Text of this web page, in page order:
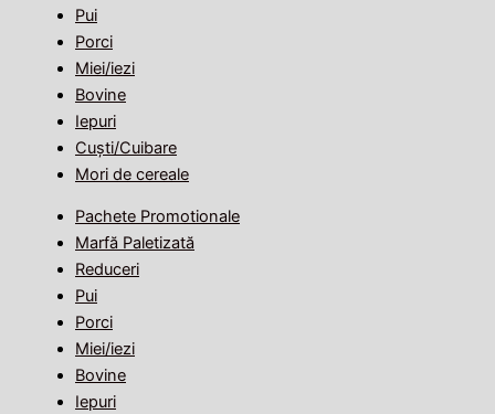
Pui
Porci
Miei/iezi
Bovine
Iepuri
Cuști/Cuibare
Mori de cereale
Pachete Promotionale
Marfă Paletizată
Reduceri
Pui
Porci
Miei/iezi
Bovine
Iepuri